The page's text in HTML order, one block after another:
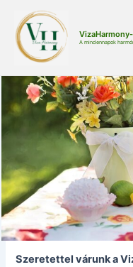
content
A mindennapok
Szeretettel várunk a